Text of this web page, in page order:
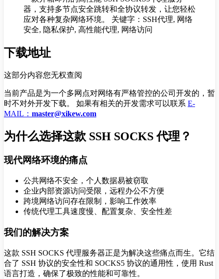
器，支持多节点安全跳转和全协议转发，让您轻松
应对各种复杂网络环境。 关键字：SSH代理, 网络
安全, 隐私保护, 高性能代理, 网络访问
下载地址
这部分内容您无权查阅
当前产品是为一个多网点对网络有严格管控的公司开发的，暂
时不对外开发下载。 如果有相关的开发需求可以联系 E-
MAIL： master@xikew.com
为什么选择这款 SSH SOCKS 代理？
现代网络环境的痛点
公共网络不安全，个人数据易被窃取
企业内部资源访问受限，远程办公不方便
跨境网络访问存在限制，影响工作效率
传统代理工具速度慢、配置复杂、安全性差
我们的解决方案
这款 SSH SOCKS 代理服务器正是为解决这些痛点而生。它结
合了 SSH 协议的安全性和 SOCKS5 协议的通用性，使用 Rust
语言打造，确保了极致的性能和可靠性。